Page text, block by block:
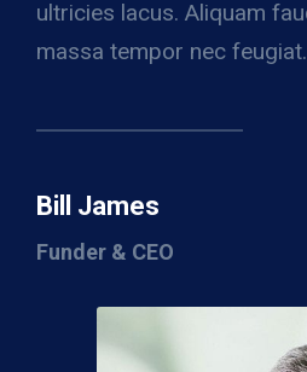
ultricies lacus. Aliquam
massa tempor nec feugiat.
Bill James
Funder & CEO